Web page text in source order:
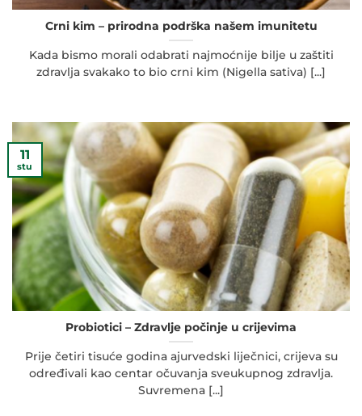
Crni kim – prirodna podrška našem imunitetu
Kada bismo morali odabrati najmoćnije bilje u zaštiti
zdravlja svakako to bio crni kim (Nigella sativa) [...]
Probiotici – Zdravlje počinje u crijevima
Prije četiri tisuće godina ajurvedski liječnici, crijeva su
određivali kao centar očuvanja sveukupnog zdravlja.
Suvremena [...]
11
stu